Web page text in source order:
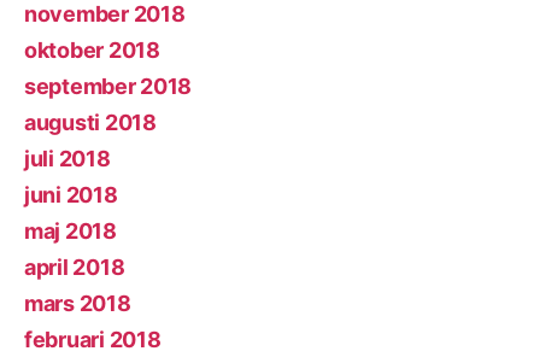
november 2018
oktober 2018
september 2018
augusti 2018
juli 2018
juni 2018
maj 2018
april 2018
mars 2018
februari 2018